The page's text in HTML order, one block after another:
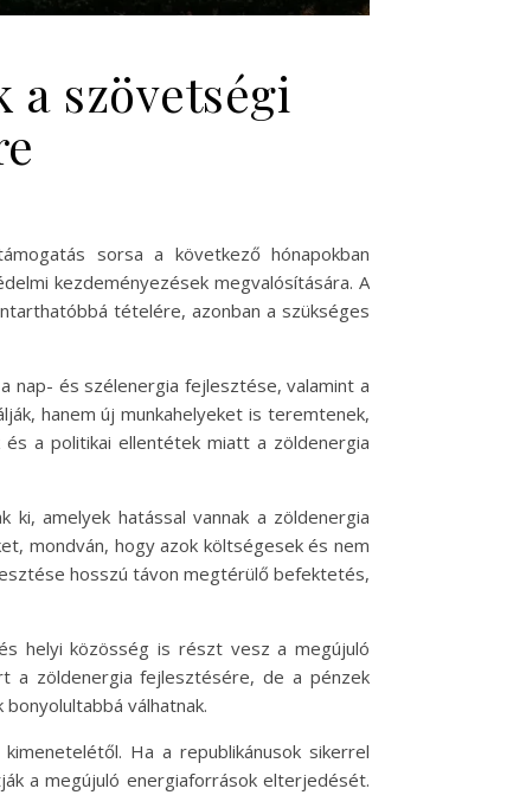
szövetségi
sorsa a következő hónapokban
kezdeményezések megvalósítására. A
tételére, azonban a szükséges
nap- és szélenergia fejlesztése, valamint a
hanem új munkahelyeket is teremtenek,
a politikai ellentétek miatt a zöldenergia
amelyek hatással vannak a zöldenergia
mondván, hogy azok költségesek és nem
hosszú távon megtérülő befektetés,
helyi közösség is részt vesz a megújuló
a zöldenergia fejlesztésére, de a pénzek
válhatnak.
Ha a republikánusok sikerrel
a megújuló energiaforrások elterjedését.